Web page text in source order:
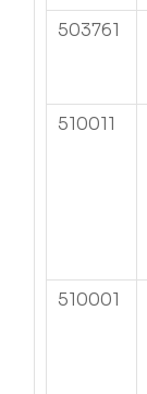
503761
510011
510001